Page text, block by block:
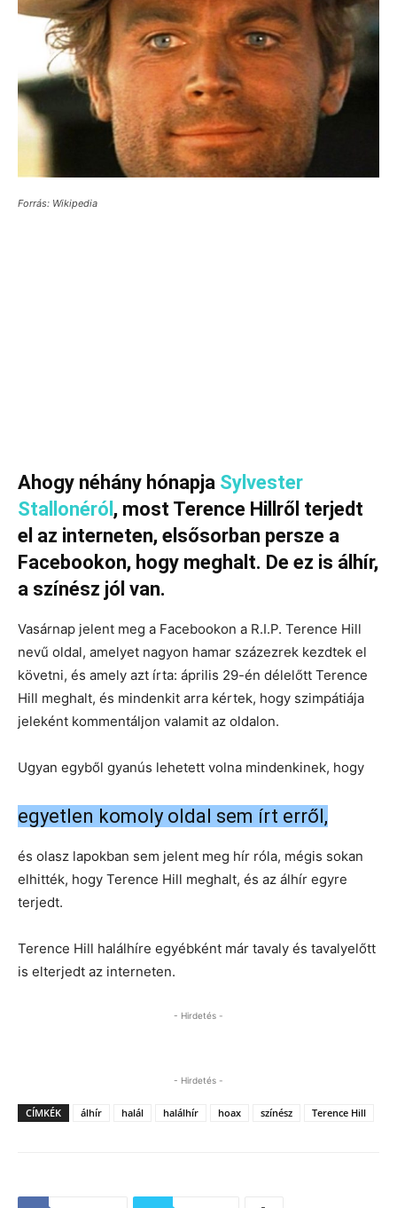
Forrás: Wikipedia
Ahogy néhány hónapja Sylvester
Stallonéról , most Terence Hillről terjedt
el az interneten, elsősorban persze a
Facebookon, hogy meghalt. De ez is álhír,
a színész jól van.
Vasárnap jelent meg a Facebookon a R.I.P. Terence Hill
nevű oldal, amelyet nagyon hamar százezrek kezdtek el
követni, és amely azt írta: április 29-én délelőtt Terence
Hill meghalt, és mindenkit arra kértek, hogy szimpátiája
jeleként kommentáljon valamit az oldalon.
Ugyan egyből gyanús lehetett volna mindenkinek, hogy
egyetlen komoly oldal sem írt erről,
és olasz lapokban sem jelent meg hír róla, mégis sokan
elhitték, hogy Terence Hill meghalt, és az álhír egyre
terjedt.
Terence Hill halálhíre egyébként már tavaly és tavalyelőtt
is elterjedt az interneten.
- Hirdetés -
- Hirdetés -
CÍMKÉK álhír halál halálhír hoax színész Terence Hill